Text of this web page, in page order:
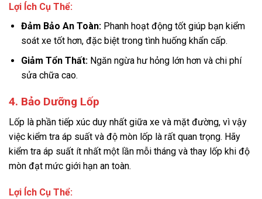
Lợi Ích Cụ Thể:
Đảm Bảo An Toàn:Phanh hoạt động tốt giúp bạn kiểm
soát xe tốt hơn, đặc biệt trong tình huống khẩn cấp.
Giảm Tổn Thất:Ngăn ngừa hư hỏng lớn hơn và chi phí
sửa chữa cao.
4. Bảo Dưỡng Lốp
Lốp là phần tiếp xúc duy nhất giữa xe và mặt đường, vì vậy
việc kiểm tra áp suất và độ mòn lốp là rất quan trọng. Hãy
kiểm tra áp suất ít nhất một lần mỗi tháng và thay lốp khi độ
mòn đạt mức giới hạn an toàn.
Lợi Ích Cụ Thể: